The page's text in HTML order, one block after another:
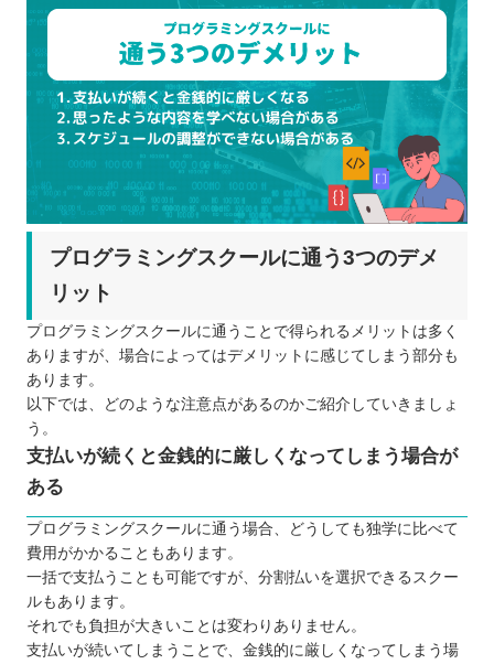
プログラミングスクールに通う3つのデメ
リット
プログラミングスクールに通うことで得られるメリットは多く
ありますが、場合によってはデメリットに感じてしまう部分も
あります。
以下では、どのような注意点があるのかご紹介していきましょ
う。
支払いが続くと金銭的に厳しくなってしまう場合が
ある
プログラミングスクールに通う場合、どうしても独学に比べて
費用がかかることもあります。
一括で支払うことも可能ですが、分割払いを選択できるスクー
ルもあります。
それでも負担が大きいことは変わりありません。
支払いが続いてしまうことで、金銭的に厳しくなってしまう場